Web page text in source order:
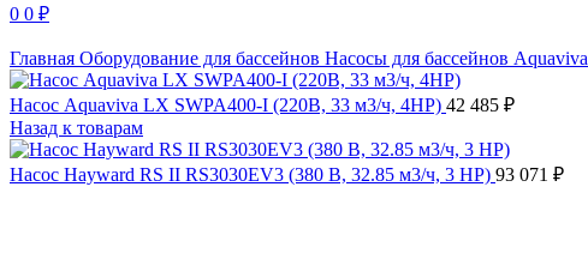
0 0 ₽
Главная Оборудование для бассейнов Насосы для бассейнов Aquaviva
Насос Aquaviva LX SWPA400-I (220В, 33 м3/ч, 4HP) 42 485 ₽
Назад к товарам
Насос Hayward RS II RS3030EV3 (380 В, 32.85 м3/ч, 3 HP) 93 071 ₽